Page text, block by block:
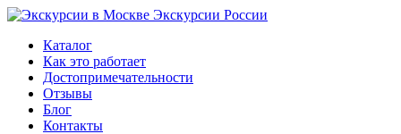
Экскурсии России
Каталог
Как это работает
Достопримечательности
Отзывы
Блог
Контакты